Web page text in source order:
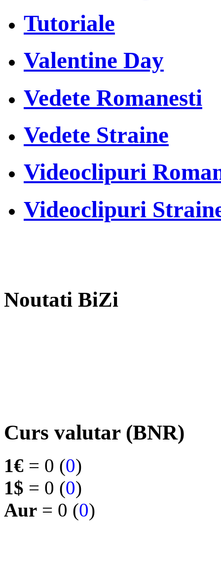
Tutoriale
Valentine Day
Vedete Romanesti
Vedete Straine
Videoclipuri
Videoclipuri
Noutati BiZi
Curs valutar (BNR)
1€ = 0 (0)
1$ = 0 (0)
Aur = 0 (0)